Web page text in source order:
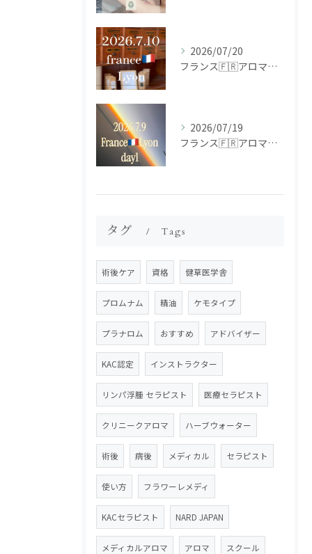
2026/07/20
フランス🇫🇷アロマ研修ツアー𝗱𝗮𝘆𝟮
2026/07/19
フランス🇫🇷アロマ研修ツアー𝗱𝗮𝘆𝟭
タグ Tags
術後ケア 資格 健草医学舎
プロムナム 精油 ケモタイプ
プラナロム おすすめ アドバイザー
KAC認定 インストラクター
リンパ浮腫 セラピスト 医療セラピスト
クリニークアロマ ハーブウォーター
術後 病後 メディカル セラピスト
使い方 フラワーレメディ
KACセラピスト NARD JAPAN
メディカルアロマ アロマ スクール